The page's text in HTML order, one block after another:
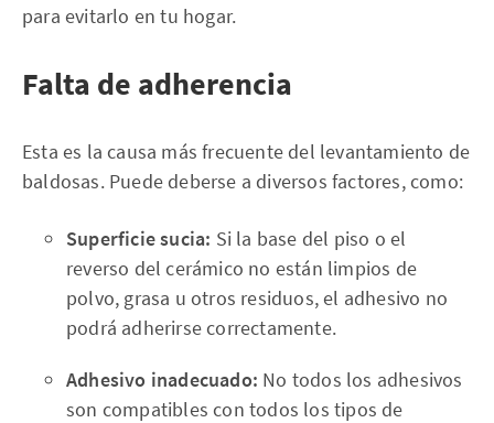
para evitarlo en tu hogar.
Falta de adherencia
Esta es la causa más frecuente del levantamiento de
baldosas. Puede deberse a diversos factores, como:
Superficie sucia: Si la base del piso o el
reverso del cerámico no están limpios de
polvo, grasa u otros residuos, el adhesivo no
podrá adherirse correctamente.
Adhesivo inadecuado: No todos los adhesivos
son compatibles con todos los tipos de